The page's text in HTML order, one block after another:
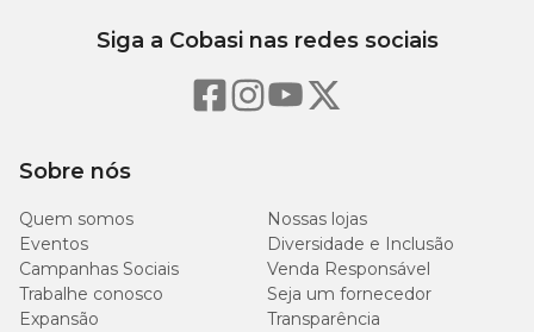
Sobre nós
Quem somos
Nossas lojas
Eventos
Diversidade e Inclusão
Campanhas Sociais
Venda Responsável
Trabalhe conosco
Seja um fornecedor
Expansão
Transparência
Siga a Cobasi nas redes sociais